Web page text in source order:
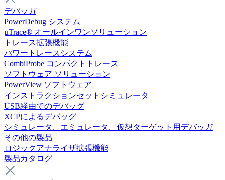
デバッガ
PowerDebug システム
µTrace® オールインワンソリューション
トレース拡張機能
パワートレースシステム
CombiProbe コンパクトトレース
ソフトウェア ソリューション
PowerView ソフトウェア
インストラクションセットシミュレータ
USB経由でのデバッグ
XCPによるデバッグ
シミュレータ、エミュレータ、仮想ターゲット用デバッガ
その他の製品
ロジックアナライザ拡張機能
製品カタログ